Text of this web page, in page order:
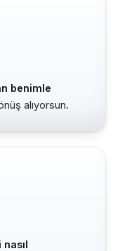
benimle
alıyorsun.